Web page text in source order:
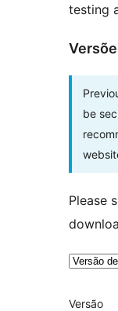
testing
be
Please
Versão